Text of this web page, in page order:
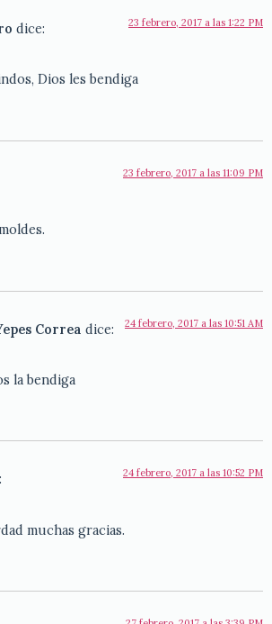
dice: 23 febrero, 2017 a las 1:22 PM
Dios les bendiga
23 febrero, 2017 a las 11:09 PM
Correa dice: 24 febrero, 2017 a las 10:51 AM
la bendiga
24 febrero, 2017 a las 10:52 PM
muchas gracias.